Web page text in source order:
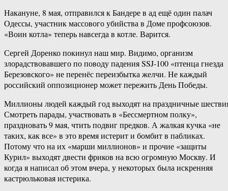
Накануне, 8 мая, отправился к Бандере в ад ещё один палач
Одессы, участник массового убийства в Доме профсоюзов.
«Воин котла» теперь навсегда в котле. Варится.
Сергей Доренко покинул наш мир. Видимо, организм
злорадствовавшего по поводу падения SSJ-100 «птенца гнезда
Березовского» не перенёс переизбытка желчи. Не каждый
российский оппозиционер может пережить День Победы.
Миллионы людей каждый год выходят на праздничные
Смотреть парады, участвовать в «Бессмертном полку»,
праздновать 9 мая, чтить подвиг предков. А жалкая кучка «не
таких, как все» в это время истерит и бомбит в пабликах.
Потому что на их «марши миллионов» и прочие «защиты
Курил» выходят двести фриков на всю огромную Москву. И
когда я написал об этом вчера, у некоторых была искренняя
кастрюльковая истерика.